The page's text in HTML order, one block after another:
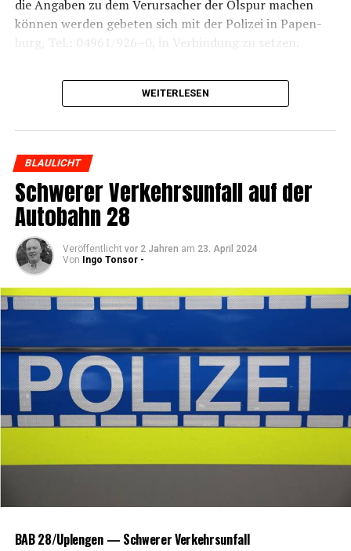
die Anga­ben zu dem Ver­ur­sa­cher der Ölspur machen
kön­nen wer­den gebe­ten sich mit der Poli­zei in Papen­
burg, Tel.: 04961/926–0, in Ver­bin­dung zu setzen.
WEITERLESEN
BLAULICHT
Schwe­rer Ver­kehrs­un­fall auf der
Auto­bahn 28
Veröffentlicht vor 2 Jahren am 23. April 2024
Von
Ingo Tonsor -
BAB 28/Uplengen — Schwe­rer Verkehrsunfall